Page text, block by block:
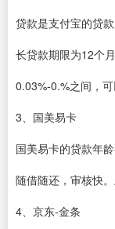
贷款是支付宝的贷
长贷款期限为12个
0.03%-0.%之间，
3、国美易卡
国美易卡的贷款年
随借随还，审核快
4、京东-金条